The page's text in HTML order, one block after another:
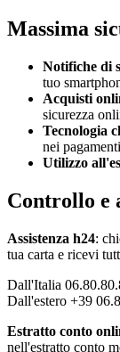
Massima
Notifiche di
tuo
Acquisti
sicurezza
Tecnologia
nei pagamenti
Utilizzo
Controllo e
Assistenza h24:
tua carta e ricevi
Dall'Italia
Dall'estero +39
Estratto conto
nell'estratto conto